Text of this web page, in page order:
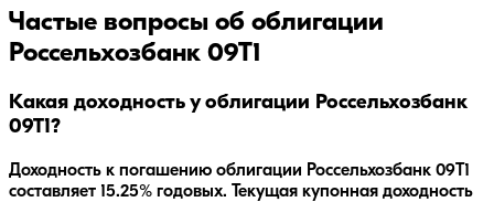
Частые вопросы об облигации
Россельхозбанк 09Т1
Какая доходность у облигации Россельхозбанк
09Т1?
Доходность к погашению облигации Россельхозбанк 09Т1
составляет 15.25% годовых. Текущая купонная доходность